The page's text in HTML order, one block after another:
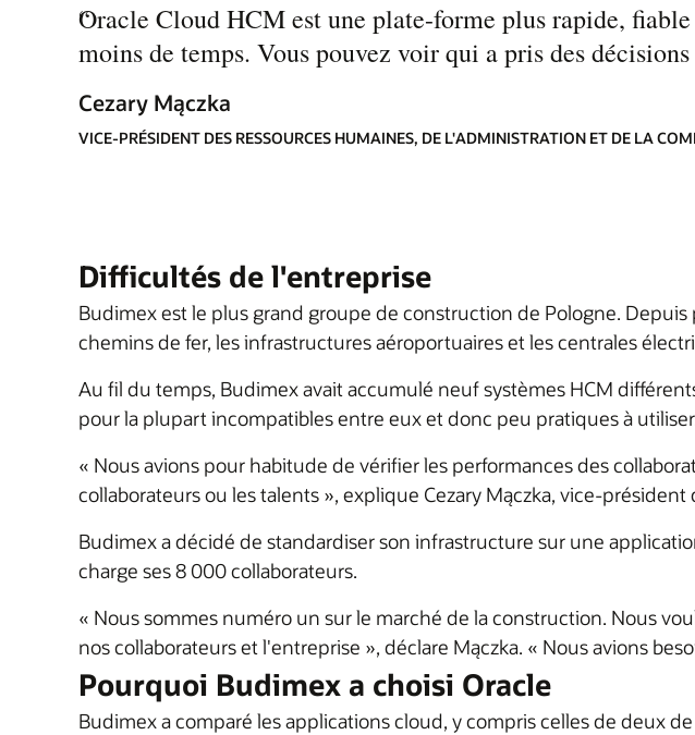
“
Oracle Cloud HCM est une plate-forme plus rapide,
moins de temps. Vous pouvez voir qui a pris des
Cezary Mączka
VICE-PRÉSIDENT DES RESSOURCES HUMAINES, DE L'ADMINISTRATION ET DE LA
Difficultés de l'entreprise
Budimex est le plus grand groupe de construction de Pologne.
chemins de fer, les infrastructures aéroportuaires et les centrales
Au fil du temps, Budimex avait accumulé neuf systèmes HCM
pour la plupart incompatibles entre eux et donc peu pratiques à
« Nous avions pour habitude de vérifier les performances des
collaborateurs ou les talents », explique Cezary Mączka, vice-
Budimex a décidé de standardiser son infrastructure sur une
charge ses 8 000 collaborateurs.
« Nous sommes numéro un sur le marché de la construction. Nous
nos collaborateurs et l'entreprise », déclare Mączka. « Nous avions
Pourquoi Budimex a choisi Oracle
Budimex a comparé les applications cloud, y compris celles de deux